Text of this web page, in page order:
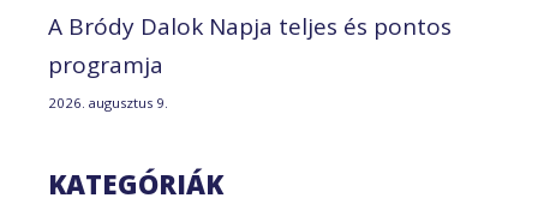
A Bródy Dalok Napja teljes és pontos
programja
2026. augusztus 9.
KATEGÓRIÁK